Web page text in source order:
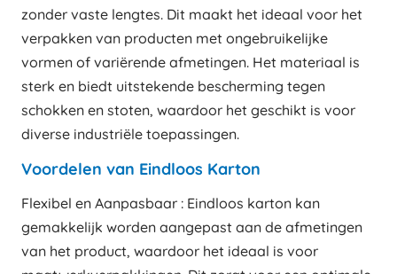
zonder vaste lengtes. Dit maakt het ideaal voor het
verpakken van producten met ongebruikelijke
vormen of variërende afmetingen. Het materiaal is
sterk en biedt uitstekende bescherming tegen
schokken en stoten, waardoor het geschikt is voor
diverse industriële toepassingen.
Voordelen van Eindloos Karton
Flexibel en Aanpasbaar : Eindloos karton kan
gemakkelijk worden aangepast aan de afmetingen
van het product, waardoor het ideaal is voor